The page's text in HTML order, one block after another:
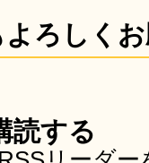
ろしく
読する